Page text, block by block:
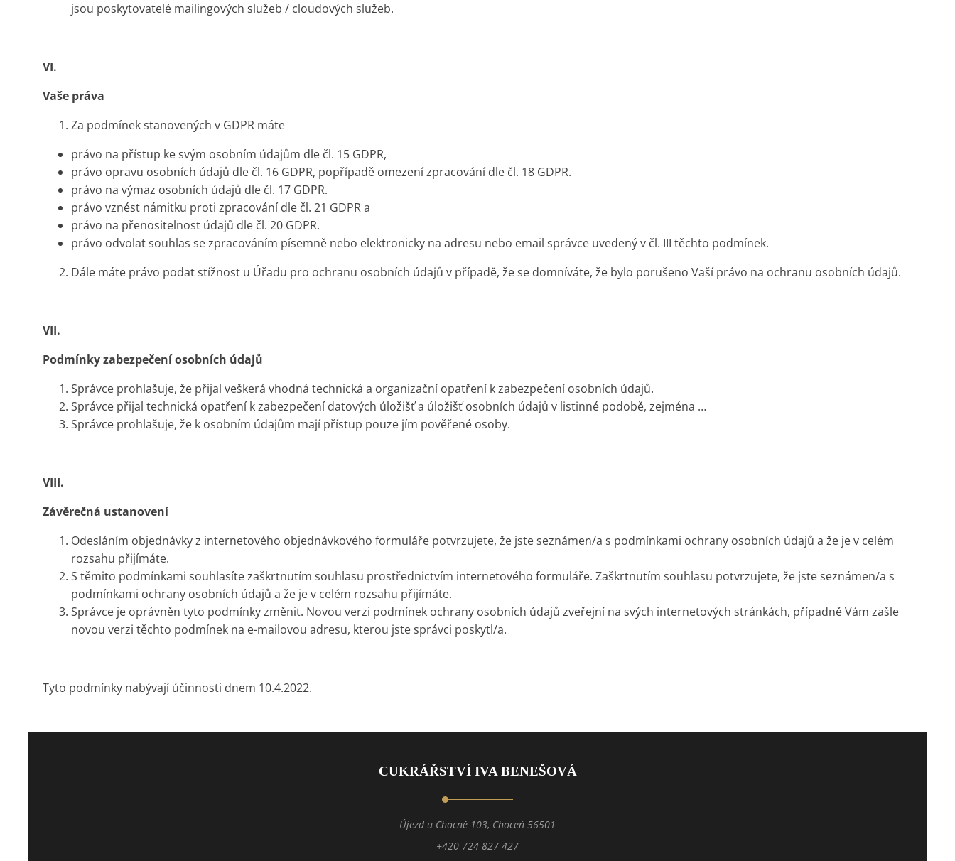
jsou poskytovatelé mailingových služeb / cloudových služeb.
VI.
Vaše práva
Za podmínek stanovených v GDPR máte
právo na přístup ke svým osobním údajům dle čl. 15 GDPR,
právo opravu osobních údajů dle čl. 16 GDPR, popřípadě omezení zpracování dle čl. 18 GDPR.
právo na výmaz osobních údajů dle čl. 17 GDPR.
právo vznést námitku proti zpracování dle čl. 21 GDPR a
právo na přenositelnost údajů dle čl. 20 GDPR.
právo odvolat souhlas se zpracováním písemně nebo elektronicky na adresu nebo email správce uvedený v čl. III těchto podmínek.
Dále máte právo podat stížnost u Úřadu pro ochranu osobních údajů v případě, že se domníváte, že bylo porušeno Vaší právo na ochranu osobních údajů.
VII.
Podmínky zabezpečení osobních údajů
Správce prohlašuje, že přijal veškerá vhodná technická a organizační opatření k zabezpečení osobních údajů.
Správce přijal technická opatření k zabezpečení datových úložišť a úložišť osobních údajů v listinné podobě, zejména …
Správce prohlašuje, že k osobním údajům mají přístup pouze jím pověřené osoby.
VIII.
Závěrečná ustanovení
Odesláním objednávky z internetového objednávkového formuláře potvrzujete, že jste seznámen/a s podmínkami ochrany osobních údajů a že je v celém
rozsahu přijímáte.
S těmito podmínkami souhlasíte zaškrtnutím souhlasu prostřednictvím internetového formuláře. Zaškrtnutím souhlasu potvrzujete, že jste seznámen/a s
podmínkami ochrany osobních údajů a že je v celém rozsahu přijímáte.
Správce je oprávněn tyto podmínky změnit. Novou verzi podmínek ochrany osobních údajů zveřejní na svých internetových stránkách, případně Vám zašle
novou verzi těchto podmínek na e-mailovou adresu, kterou jste správci poskytl/a.
Tyto podmínky nabývají účinnosti dnem 10.4.2022.
CUKRÁŘSTVÍ IVA BENEŠOVÁ
Újezd u Chocně 103, Choceň 56501
+420 724 827 427